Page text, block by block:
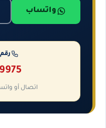
واتساب
اتصال أو